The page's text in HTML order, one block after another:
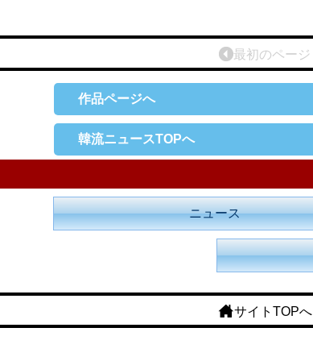
最初のページ
作品ページへ
韓流ニュースTOPへ
ニュース
サイトTOPへ